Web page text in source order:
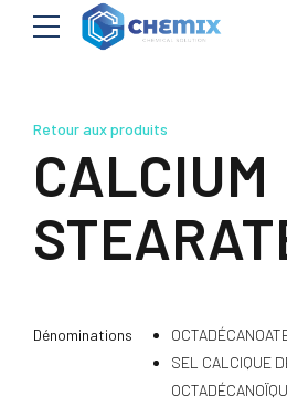
Retour aux produits
CALCIUM
Dénominations
SEL CALCIQUE